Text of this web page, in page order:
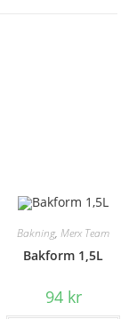
Bakning,Merx Team
Bakform 1,5L
94 kr